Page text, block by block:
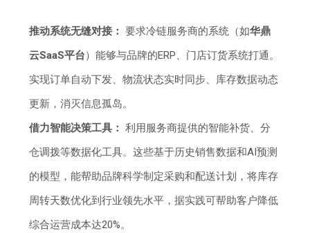
推动系统无缝对接： 要求冷链服务商的系统（如华鼎
云SaaS平台）能够与品牌的ERP、门店订货系统打通。
实现订单自动下发、物流状态实时同步、库存数据动态
更新，消灭信息孤岛。
借力智能决策工具： 利用服务商提供的智能补货、分
仓调拨等数据化工具。这些基于历史销售数据和AI预测
的模型，能帮助品牌科学制定采购和配送计划，将库存
周转天数优化到行业领先水平，据实践可帮助客户降低
综合运营成本达20%。